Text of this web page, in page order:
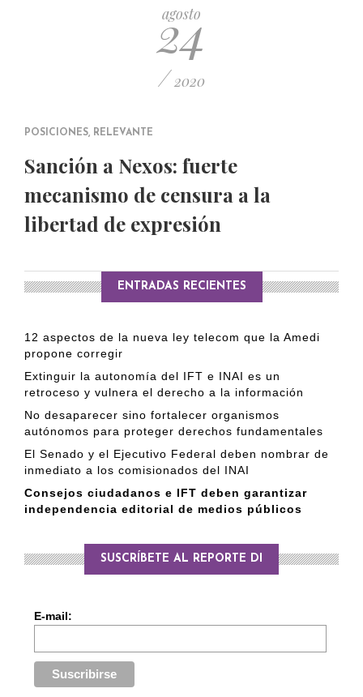
agosto
24
/ 2020
POSICIONES, RELEVANTE
Sanción a Nexos: fuerte
mecanismo de censura a la
libertad de expresión
ENTRADAS RECIENTES
12 aspectos de la nueva ley telecom que la Amedi
propone corregir
Extinguir la autonomía del IFT e INAI es un
retroceso y vulnera el derecho a la información
No desaparecer sino fortalecer organismos
autónomos para proteger derechos fundamentales
El Senado y el Ejecutivo Federal deben nombrar de
inmediato a los comisionados del INAI
Consejos ciudadanos e IFT deben garantizar
independencia editorial de medios públicos
SUSCRÍBETE AL REPORTE DI
E-mail: